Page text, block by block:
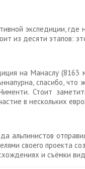
экспедиции, где
из десяти этапов:
на Манаслу
спасибо,
Стоит
в нескольких
альпинистов
своего проекта
и съёмки